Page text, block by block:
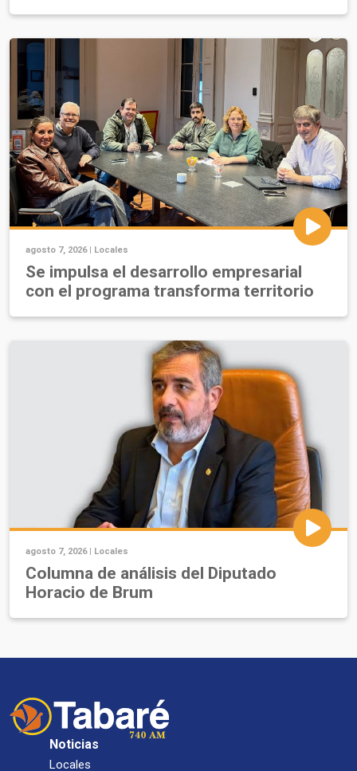
agosto 7, 2026 | Locales
Se impulsa el desarrollo empresarial
con el programa transforma territorio
agosto 7, 2026 | Locales
Columna de análisis del Diputado
Horacio de Brum
Noticias
Locales